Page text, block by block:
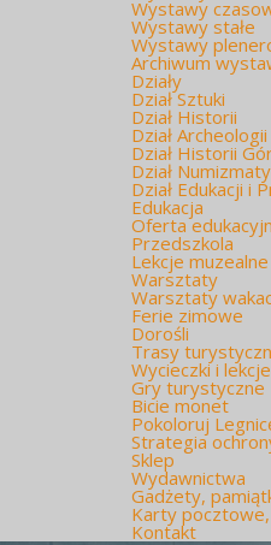
Wystawy
Wystawy stałe
Wystawy
Archiwum
Działy
Dział Sztuki
Dział Historii
Dział Archeologii
Dział Historii
Dział
Dział Edukacji i
Edukacja
Oferta
Przedszkola
Lekcje muzealne
Warsztaty
Warsztaty
Ferie zimowe
Dorośli
Trasy
Wycieczki i
Gry turystyczne
Bicie monet
Pokoloruj
Strategia
Sklep
Wydawnictwa
Gadżety,
Karty
Kontakt